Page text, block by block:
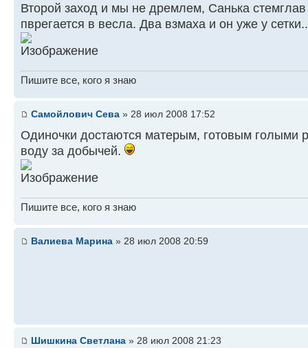
Второй заход и мы не дремлем, Санька
пврегается в весла. Два взмаха и он уже у
Пишите все, кого я знаю
Самойлович Сева » 28 июл 2008 17:52
Одиночки достаются матерым, готовым голыми
воду за добычей.
Пишите все, кого я знаю
Валиева Марина » 28 июл 2008 20:59
Шишкина Светлана » 28 июл 2008 21:23